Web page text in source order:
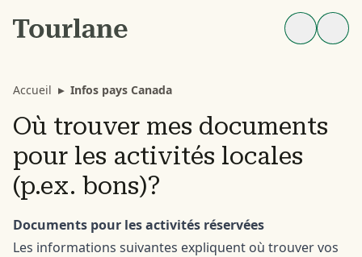
Accueil ▸ Infos pays Canada
Où trouver mes documents
pour les activités locales
(p.ex. bons)?
Documents pour les activités réservées
Les informations suivantes expliquent où trouver vos